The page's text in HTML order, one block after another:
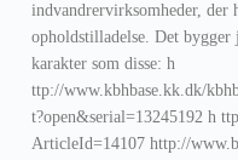
indvandrervirksomheder, der
opholdstilladelse. Det bygger
karakter som disse: h
ttp://www.kbhbase.kk.dk/
t?open&serial=13245192 h
ArticleId=14107 http://